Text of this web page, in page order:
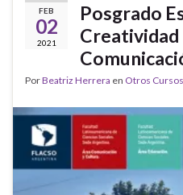
FEB
02
2021
Posgrado
Creatividad
PorBeatriz Herrera en Otros Cursos